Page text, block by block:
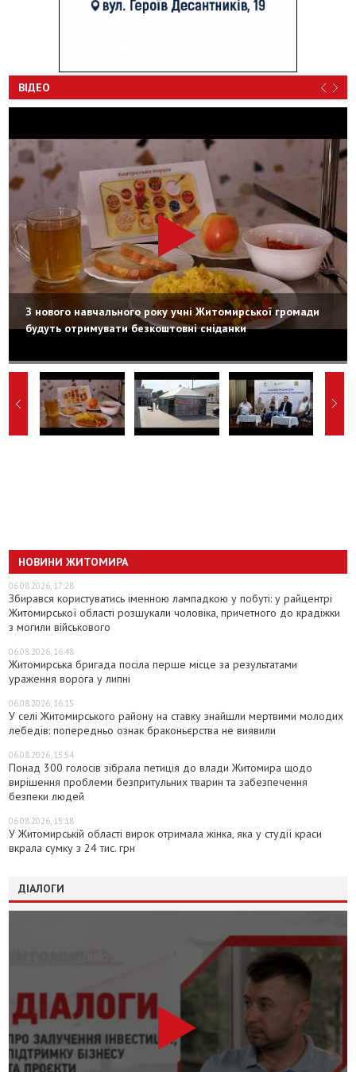
ВІДЕО
З нового навчального року учні Житомирської громади
будуть отримувати безкоштовні сніданки
НОВИНИ ЖИТОМИРА
06.08.2026, 17:28
Збирався користуватись іменною лампадкою у побуті: у райцентрі
Житомирської області розшукали чоловіка, причетного до крадіжки
з могили військового
06.08.2026, 16:48
Житомирська бригада посіла перше місце за результатами
ураження ворога у липні
06.08.2026, 16:15
У селі Житомирського району на ставку знайшли мертвими молодих
лебедів: попередньо ознак браконьєрства не виявили
06.08.2026, 15:54
Понад 300 голосів зібрала петиція до влади Житомира щодо
вирішення проблеми безпритульних тварин та забезпечення
безпеки людей
06.08.2026, 15:18
У Житомирській області вирок отримала жінка, яка у студії краси
вкрала сумку з 24 тис. грн
ДІАЛОГИ